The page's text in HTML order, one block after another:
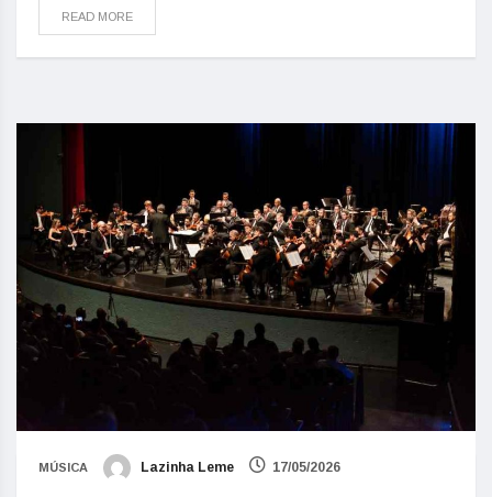
READ MORE
MÚSICA Lazinha Leme 17/05/2026